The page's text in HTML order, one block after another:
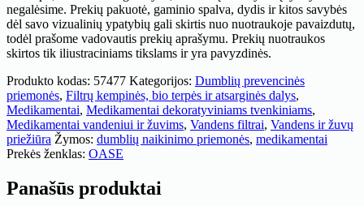
negalėsime. Prekių pakuotė, gaminio spalva, dydis ir kitos savybės
dėl savo vizualinių ypatybių gali skirtis nuo nuotraukoje pavaizdutų,
todėl prašome vadovautis prekių aprašymu. Prekių nuotraukos
skirtos tik iliustraciniams tikslams ir yra pavyzdinės.
Produkto kodas: 57477 Kategorijos: Dumblių prevencinės
priemonės, Filtrų kempinės, bio terpės ir atsarginės dalys,
Medikamentai, Medikamentai dekoratyviniams tvenkiniams,
Medikamentai vandeniui ir žuvims, Vandens filtrai, Vandens ir žuvų
priežiūra Žymos: dumblių naikinimo priemonės, medikamentai
Prekės ženklas: OASE
Panašūs produktai